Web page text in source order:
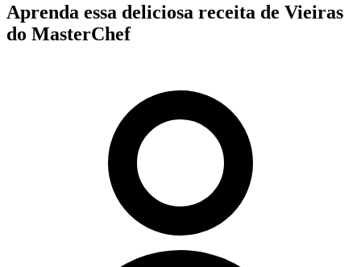
Aprenda essa deliciosa receita de Vieiras
do MasterChef